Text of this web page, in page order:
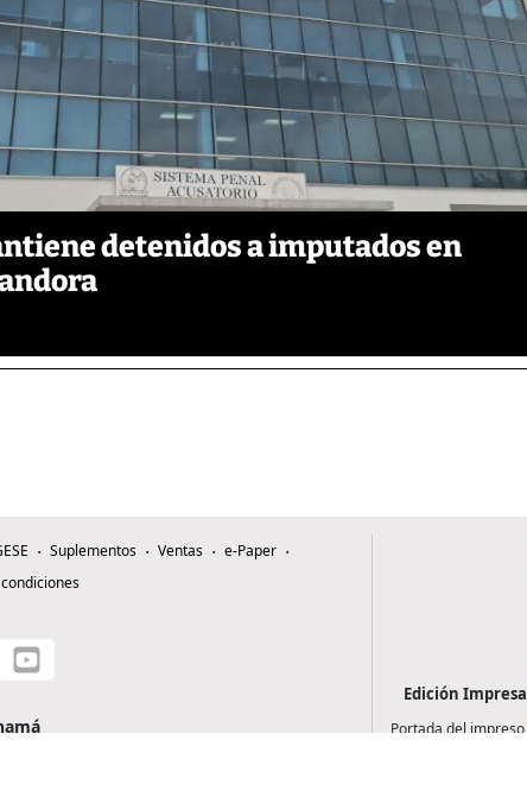
detenidos a imputados en
Suplementos Ventas
e-Paper
Edición Impresa
Portada del impreso